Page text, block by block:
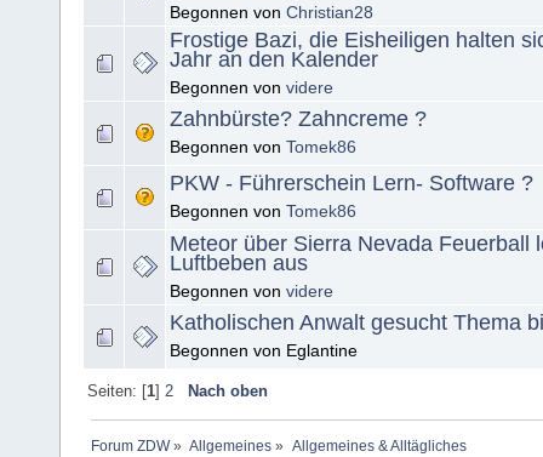
Begonnen von Christian28
Frostige Bazi, die Eisheiligen halten
Jahr an den Kalender
Begonnen von videre
Zahnbürste? Zahncreme ?
Begonnen von Tomek86
PKW - Führerschein Lern- Software ?
Begonnen von Tomek86
Meteor über Sierra Nevada Feuerball
Luftbeben aus
Begonnen von videre
Katholischen Anwalt gesucht Thema
Begonnen von Eglantine
Seiten: [1] 2 Nach oben
Forum ZDW» Allgemeines » Allgemeines & Alltägliches